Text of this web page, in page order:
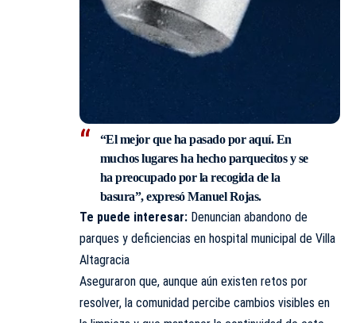
“El mejor que ha pasado por aquí. En
muchos lugares ha hecho parquecitos y se
ha preocupado por la recogida de la
basura”, expresó Manuel Rojas.
Te puede interesar: Denuncian abandono de
parques y deficiencias en hospital municipal de Villa
Altagracia
Aseguraron que, aunque aún existen retos por
resolver, la comunidad percibe cambios visibles en